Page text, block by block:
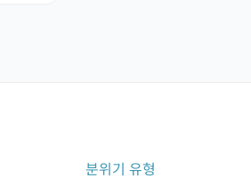
분위기 유형